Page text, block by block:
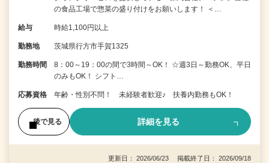
の食品工場で惣菜の盛り付けをお願いします！ ＜…
給与 時給1,100円以上
勤務地 茨城県行方市手賀1325
勤務時間
8：00～19：00の間で3時間～OK！ ☆週3日～勤務OK、平日
のみもOK！ シフト…
応募資格 年齢・性別不問！ 未経験者歓迎♪ 扶養内勤務もOK！
後で見る 詳細を見る
更新日： 2026/06/23 掲載終了日： 2026/09/18